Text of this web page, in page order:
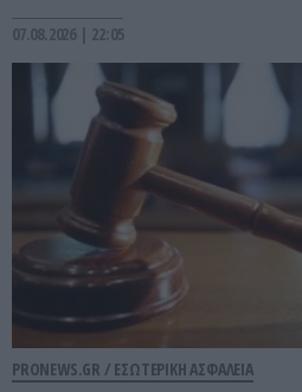
07.08.2026 | 22:05
PRONEWS.GR / ΕΣΩΤΕΡΙΚΗ ΑΣΦΑΛΕΙΑ